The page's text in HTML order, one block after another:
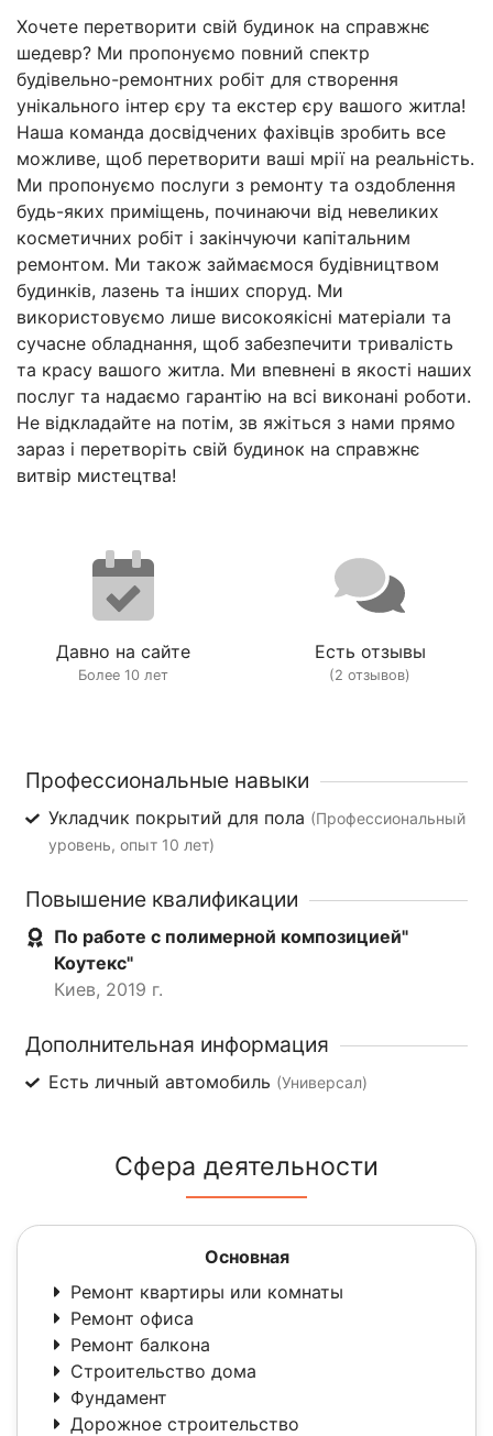
Хочете перетворити свій будинок на справжнє
шедевр? Ми пропонуємо повний спектр
будівельно-ремонтних робіт для створення
унікального інтер єру та екстер єру вашого житла!
Наша команда досвідчених фахівців зробить все
можливе, щоб перетворити ваші мрії на реальність.
Ми пропонуємо послуги з ремонту та оздоблення
будь-яких приміщень, починаючи від невеликих
косметичних робіт і закінчуючи капітальним
ремонтом. Ми також займаємося будівництвом
будинків, лазень та інших споруд. Ми
використовуємо лише високоякісні матеріали та
сучасне обладнання, щоб забезпечити тривалість
та красу вашого житла. Ми впевнені в якості наших
послуг та надаємо гарантію на всі виконані роботи.
Не відкладайте на потім, зв яжіться з нами прямо
зараз і перетворіть свій будинок на справжнє
витвір мистецтва!
Давно на сайте
Более 10 лет
Есть отзывы
(2 отзывов)
Профессиональные навыки
Укладчик покрытий для пола (Профессиональный
уровень, опыт 10 лет)
Повышение квалификации
По работе с полимерной композицией"
Коутекс"
Киев, 2019 г.
Дополнительная информация
Есть личный автомобиль (Универсал)
Сфера деятельности
Основная
Ремонт квартиры или комнаты
Ремонт офиса
Ремонт балкона
Строительство дома
Фундамент
Дорожное строительство